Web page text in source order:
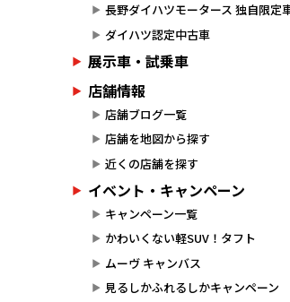
長野ダイハツモータース 独自限定
ダイハツ認定中古車
展示車・試乗車
店舗情報
店舗ブログ一覧
店舗を地図から探す
近くの店舗を探す
イベント・キャンペーン
キャンペーン一覧
かわいくない軽SUV！タフト
ムーヴ キャンバス
見るしかふれるしかキャンペーン